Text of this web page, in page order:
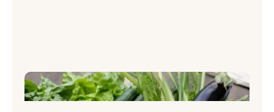
Légumes de juin : quelles sont les stars du
potager ?